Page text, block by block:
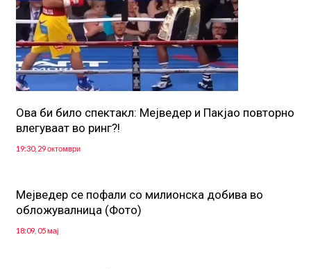
Ова би било спектакл: Мејведер и Пакјао повторно
влегуваат во ринг?!
19:30, 29 октомври
Mejведер се пофали со милионска добива во
обложувалница (Фото)
18:09, 05 мај